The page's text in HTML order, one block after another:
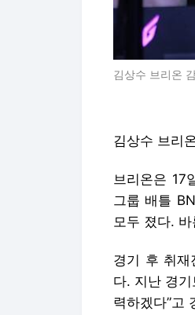
김상수 브리온
김상수 브리
브리온은 17
그룹 배틀
모두 졌다.
경기 후 취재
다. 지난 경
력하겠다”고